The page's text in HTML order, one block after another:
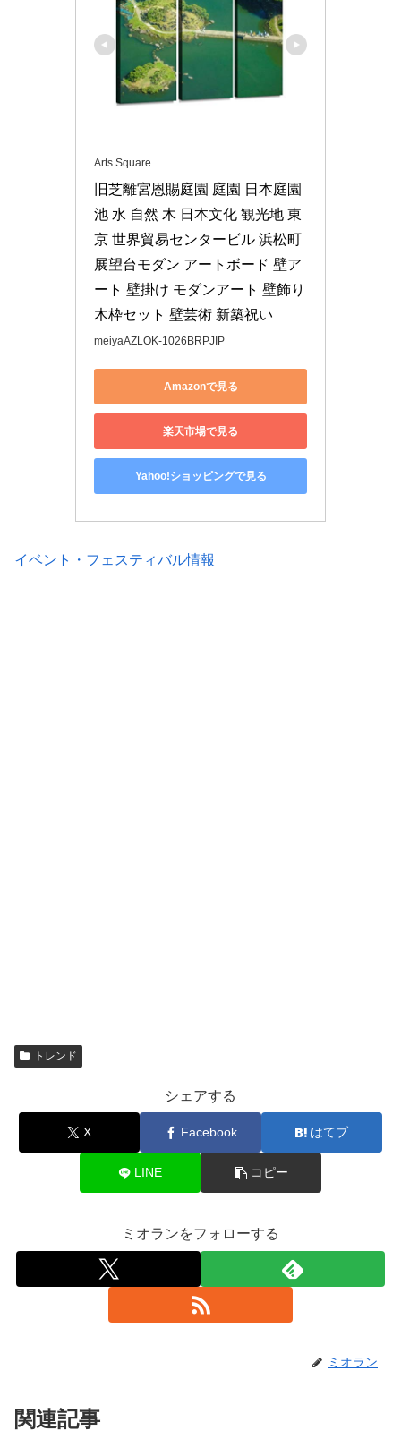
Arts Square
旧芝離宮恩賜庭園 庭園 日本庭園
池 水 自然 木 日本文化 観光地 東
京 世界貿易センタービル 浜松町
展望台モダン アートボード 壁ア
ート 壁掛け モダンアート 壁飾り
木枠セット 壁芸術 新築祝い
meiyaAZLOK-1026BRPJIP
Amazonで見る
楽天市場で見る
Yahoo!ショッピングで見る
イベント・フェスティバル情報
トレンド
シェアする
X Facebook はてブ
LINE コピー
ミオランをフォローする
ミオラン
関連記事